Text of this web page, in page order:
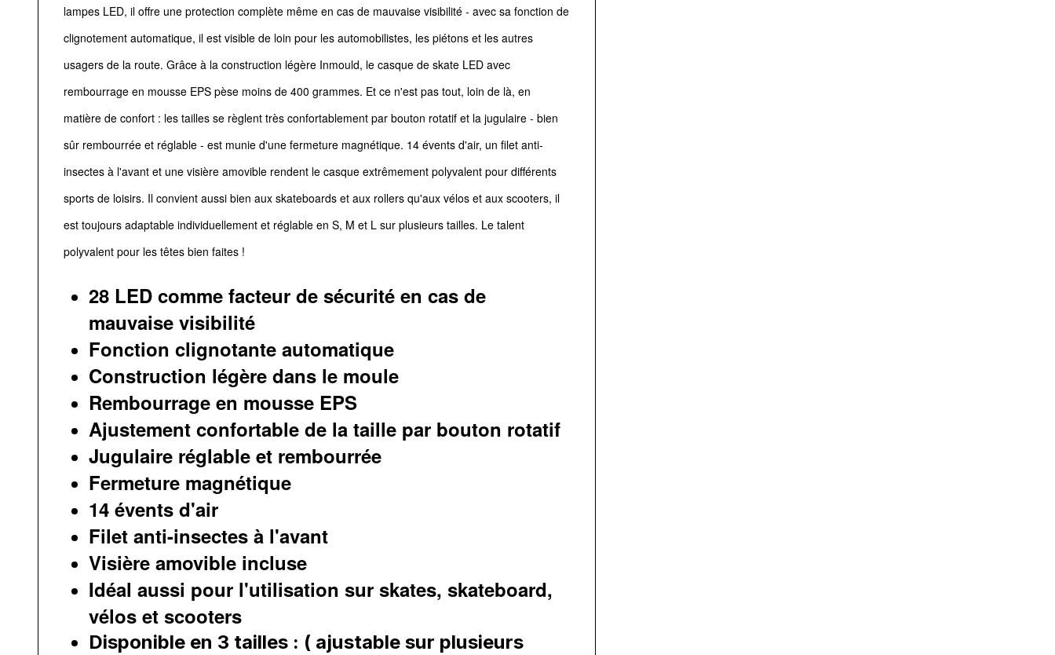
lampes LED, il offre une protection complète même en cas de mauvaise visibilité - avec sa fonction de
clignotement automatique, il est visible de loin pour les automobilistes, les piétons et les autres
usagers de la route. Grâce à la construction légère Inmould, le casque de skate LED avec
rembourrage en mousse EPS pèse moins de 400 grammes. Et ce n'est pas tout, loin de là, en
matière de confort : les tailles se règlent très confortablement par bouton rotatif et la jugulaire - bien
sûr rembourrée et réglable - est munie d'une fermeture magnétique. 14 évents d'air, un filet anti-
insectes à l'avant et une visière amovible rendent le casque extrêmement polyvalent pour différents
sports de loisirs. Il convient aussi bien aux skateboards et aux rollers qu'aux vélos et aux scooters, il
est toujours adaptable individuellement et réglable en S, M et L sur plusieurs tailles. Le talent
polyvalent pour les têtes bien faites !
28 LED comme facteur de sécurité en cas de
mauvaise visibilité
Fonction clignotante automatique
Construction légère dans le moule
Rembourrage en mousse EPS
Ajustement confortable de la taille par bouton rotatif
Jugulaire réglable et rembourrée
Fermeture magnétique
14 évents d'air
Filet anti-insectes à l'avant
Visière amovible incluse
Idéal aussi pour l'utilisation sur skates, skateboard,
vélos et scooters
Disponible en 3 tailles : ( ajustable sur plusieurs